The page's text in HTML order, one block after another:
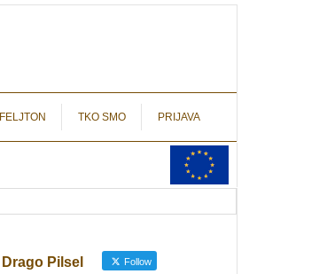
FELJTON TKO SMO PRIJAVA
Drago Pilsel Follow